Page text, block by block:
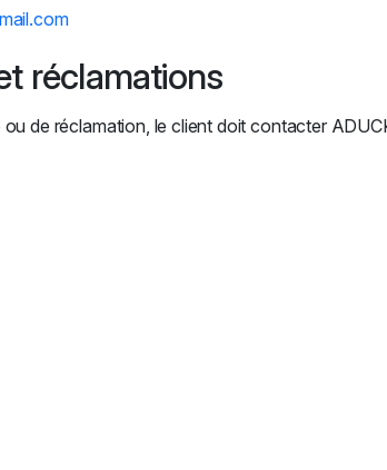
réclamations
de réclamation, le client doit contacter